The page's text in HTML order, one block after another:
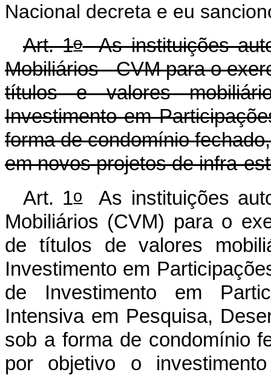
Nacional decreta e eu
Art. 1oAs instituições
Mobiliários - CVM para o
títulos e valores
Investimento em
forma de condomínio
em novos projetos de infra-
Art. 1oAs instituições
Mobiliários (CVM) para o
de títulos de valores
Investimento em
de Investimento em
Intensiva em Pesquisa,
sob a forma de condomínio
por objetivo o